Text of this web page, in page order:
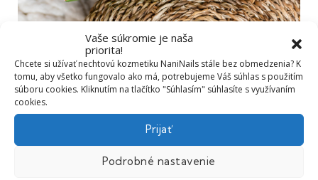
Vaše súkromie je naša
priorita!
Chcete si užívať nechtovú kozmetiku NaniNails stále bez obmedzenia? K
tomu, aby všetko fungovalo ako má, potrebujeme Váš súhlas s použitím
súboru cookies. Kliknutím na tlačítko "Súhlasím" súhlasíte s využívaním
cookies.
Prijať
Podrobné nastavenie
Ak poznáte niekoho s alergiou na nechtovú
kozmetiku, ste na správnej adrese. Obdarujte ho